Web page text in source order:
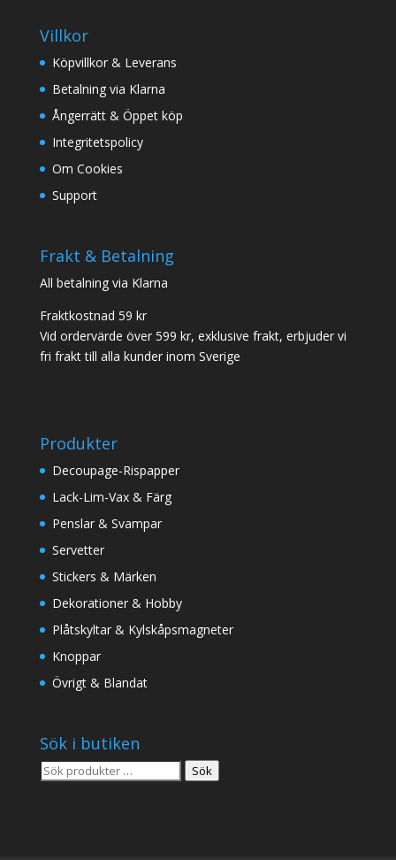
Villkor
Köpvillkor & Leverans
Betalning via Klarna
Ångerrätt & Öppet köp
Integritetspolicy
Om Cookies
Support
Frakt & Betalning
All betalning via Klarna
Fraktkostnad 59 kr
Vid ordervärde över 599 kr, exklusive frakt, erbjuder vi
fri frakt till alla kunder inom Sverige
Produkter
Decoupage-Rispapper
Lack-Lim-Vax & Färg
Penslar & Svampar
Servetter
Stickers & Märken
Dekorationer & Hobby
Plåtskyltar & Kylskåpsmagneter
Knoppar
Övrigt & Blandat
Sök i butiken
Sök
Sök